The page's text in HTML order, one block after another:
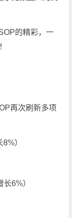
的精彩，一
再次刷新多项
）
6%）